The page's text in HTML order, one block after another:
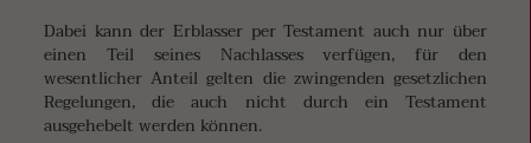
Dabei kann der Erblasser per Testament auch nur über
einen Teil seines Nachlasses verfügen, für den
wesentlicher Anteil gelten die zwingenden gesetzlichen
Regelungen, die auch nicht durch ein Testament
ausgehebelt werden können.